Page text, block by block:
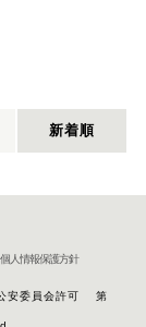
新着順
個人情報保護方針
安委員会許可 第